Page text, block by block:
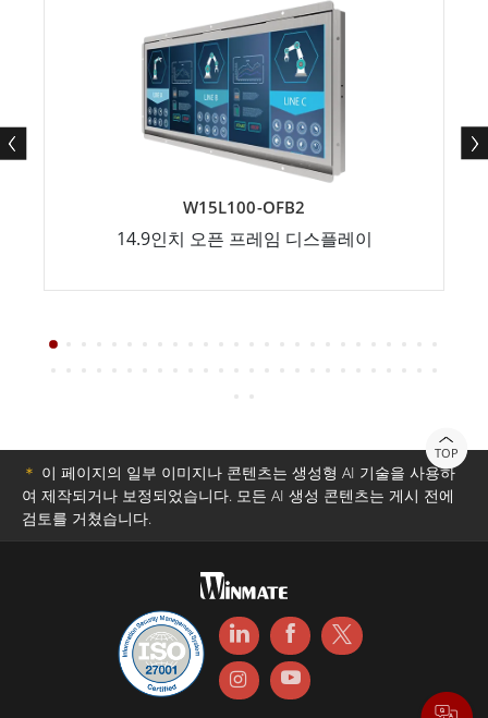
W15L100-OFB2
14.9인치 오픈 프레임 디스플레이
TOP
＊ 이 페이지의 일부 이미지나 콘텐츠는 생성형 AI 기술을 사용하
여 제작되거나 보정되었습니다. 모든 AI 생성 콘텐츠는 게시 전에
검토를 거쳤습니다.